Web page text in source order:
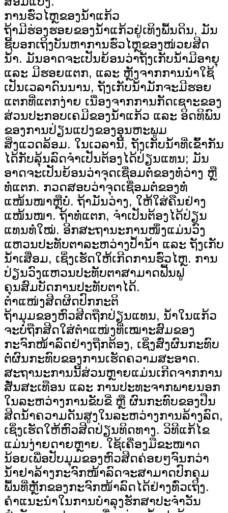
ການຮົ່ວໄຫຼຂອງນ້ຳແກ້ວ
ຖ້າມີຮ່ອງຮອຍຂອງນ້ຳແກ້ວຢູ່ເທິງພື້ນດິນ, ມັນ
ຊີ້ບອກເຖິງບັນຫາການຮົ່ວໄຫຼຂອງໜ່ວຍສີດ
ນ້ຳ. ມັນອາດຈະເປັນຍ້ອນວ່າຖັງເກັບນ້ຳມີອາຍຸ
ແລະ ມີຮອຍແຕກ, ແລະ ຫຼັງຈາກການນຳໃຊ້
ເປັນເວລາດົນນານ, ຖັງເກັບນ້ຳມັກຈະມີຮອຍ
ແຕກທີ່ແຕກງ່າຍ ເນື່ອງຈາກການກັດເຊາະຂອງ
ສ່ວນປະກອບເຄມີຂອງນ້ຳແກ້ວ ແລະ ອິດທິພົນ
ຂອງການປ່ຽນແປງຂອງອຸນຫະພູມ
ສິ່ງແວດລ້ອມ. ໃນເວລານີ້, ຖັງເກັບນ້ຳທີ່ເຂົ້າກັນ
ໄດ້ກັບລຸ້ນລົດຈຳເປັນຕ້ອງໄດ້ປ່ຽນແທນ; ມັນ
ອາດຈະເປັນຍ້ອນວ່າຈຸດເຊື່ອມຕໍ່ຂອງທໍ່ວ່າງ ຫຼື
ທໍ່ແຕກ. ກວດສອບວ່າຈຸດເຊື່ອມຕໍ່ຂອງທໍ່
ແໜ້ນໜາຫຼືບໍ່. ຖ້າມັນວ່າງ, ໃຫ້ໃສ່ຄືນຢ່າງ
ແໜ້ນໜາ. ຖ້າທໍ່ແຕກ, ຈຳເປັນຕ້ອງໄດ້ປ່ຽນ
ແທນທໍ່ໃໝ່. ອີກສະຖານະການໜຶ່ງແມ່ນວົງ
ແຫວນປະທັບຕາລະຫວ່າງປໍ້ານ້ຳ ແລະ ຖັງເກັບ
ນ້ຳເສື່ອມ, ເຊິ່ງເຮັດໃຫ້ເກີດການຮົ່ວໄຫຼ. ການ
ປ່ຽນວົງແຫວນປະທັບຕາສາມາດຟື້ນຟູ
ຄຸນສົມບັດການປະທັບຕາໄດ້.
ຕຳແໜ່ງສີດຜິດປົກກະຕິ
ຖ້າມຸມຂອງຫົວສີດຖືກປ່ຽນແທນ, ນ້ຳໃນແກ້ວ
ຈະບໍ່ຖືກສີດໃສ່ຕຳແໜ່ງທີ່ເໝາະສົມຂອງ
ກະຈົກໜ້າລົດຢ່າງຖືກຕ້ອງ, ເຊິ່ງສົ່ງຜົນກະທົບ
ຕໍ່ຜົນກະທົບຂອງການເຮັດຄວາມສະອາດ.
ສະຖານະການນີ້ສ່ວນຫຼາຍແມ່ນເກີດຈາກການ
ສັ່ນສະເທືອນ ແລະ ການປະທະຈາກພາຍນອກ
ໃນລະຫວ່າງການຂັບຂີ່ ຫຼື ຜົນກະທົບຂອງປືນ
ສີດນ້ຳຄວາມດັນສູງໃນລະຫວ່າງການລ້າງລົດ,
ເຊິ່ງເຮັດໃຫ້ຫົວສີດປ່ຽນທິດທາງ. ວິທີແກ້ໄຂ
ແມ່ນງ່າຍດາຍຫຼາຍ. ໃຊ້ເຄື່ອງມືຂະໜາດ
ນ້ອຍເພື່ອປັບມຸມຂອງຫົວສີດຄ່ອຍໆຈົນກວ່າ
ນ້ຳຢາລ້າງກະຈົກໜ້າລົດຈະສາມາດປົກຄຸມ
ພື້ນທີ່ຫຼັກຂອງກະຈົກໜ້າລົດໄດ້ຢ່າງທົ່ວເຖິງ.
ຄຳແນະນຳໃນການບຳລຸງຮັກສາປະຈຳວັນ